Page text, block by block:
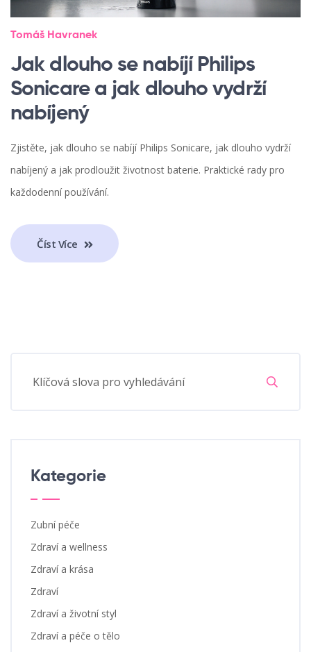
Tomáš Havranek
Jak dlouho se nabíjí Philips
Sonicare a jak dlouho vydrží
nabíjený
Zjistěte, jak dlouho se nabíjí Philips Sonicare, jak dlouho vydrží
nabíjený a jak prodloužit životnost baterie. Praktické rady pro
každodenní používání.
Číst Více
Kategorie
Zubní péče
Zdraví a wellness
Zdraví a krása
Zdraví
Zdraví a životní styl
Zdraví a péče o tělo